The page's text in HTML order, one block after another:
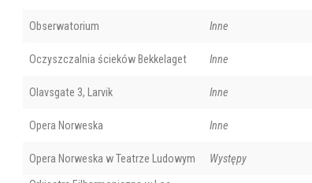
Papież Jan Paweł II i Arne Nordheim.
Obserwatorium Inne
Oczyszczalnia ścieków Bekkelaget Inne
Olavsgate 3, Larvik Inne
Opera Norweska Inne
Opera Norweska w Teatrze Ludowym Występy